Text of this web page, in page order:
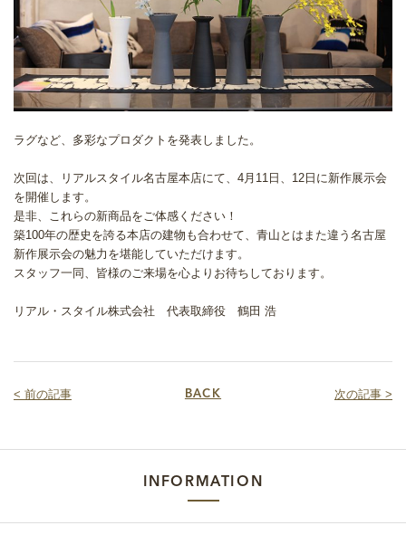
ラグなど、多彩なプロダクトを発表しました。
次回は、リアルスタイル名古屋本店にて、4月11日、12日に新作展示会
を開催します。
是非、これらの新商品をご体感ください！
築100年の歴史を誇る本店の建物も合わせて、青山とはまた違う名古屋
新作展示会の魅力を堪能していただけます。
スタッフ一同、皆様のご来場を心よりお待ちしております。
リアル・スタイル株式会社 代表取締役 鶴田 浩
< 前の記事 次の記事 >
BACK
INFORMATION